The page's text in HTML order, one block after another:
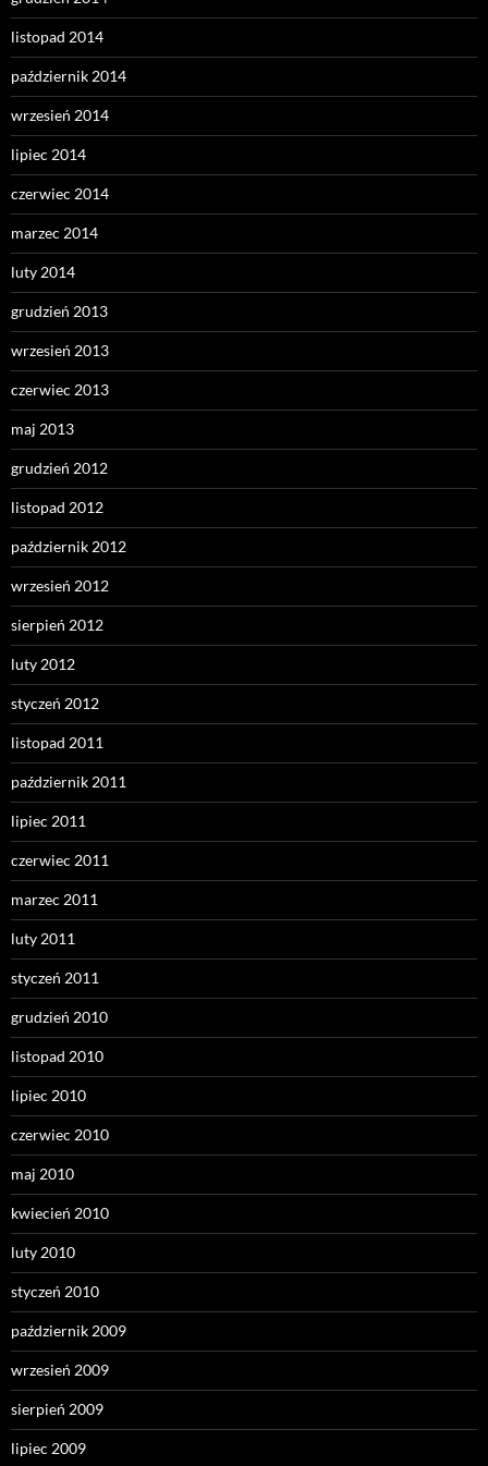
listopad 2014
październik 2014
wrzesień 2014
lipiec 2014
czerwiec 2014
marzec 2014
luty 2014
grudzień 2013
wrzesień 2013
czerwiec 2013
maj 2013
grudzień 2012
listopad 2012
październik 2012
wrzesień 2012
sierpień 2012
luty 2012
styczeń 2012
listopad 2011
październik 2011
lipiec 2011
czerwiec 2011
marzec 2011
luty 2011
styczeń 2011
grudzień 2010
listopad 2010
lipiec 2010
czerwiec 2010
maj 2010
kwiecień 2010
luty 2010
styczeń 2010
październik 2009
wrzesień 2009
sierpień 2009
lipiec 2009